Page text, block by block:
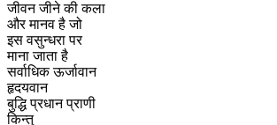
जीवन जीने की कला
और मानव है जो
इस वसुन्धरा पर
माना जाता है
सर्वाधिक ऊर्जावान
हृदयवान
बुद्धि प्रधान प्राणी
किन्तु